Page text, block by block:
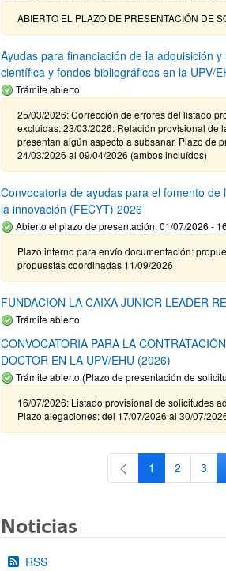
ABIERTO EL PLAZO DE PRESENTACIÓN DE
Ayudas para financiación de la adquisición
científica y fondos bibliográficos en la UPV/
Trámite abierto
25/03/2026: Corrección de errores del listado
excluidas. 23/03/2026: Relación provisional de
presentan algún aspecto a subsanar. Plazo de
24/03/2026 al 09/04/2026 (ambos incluídos)
Convocatoria de ayudas para el fomento
la innovación (FECYT) 2026
Abierto el plazo de presentación: 01/07/2026 -
Plazo interno para envío documentación:
propuestas coordinadas 11/09/2026
FUNDACION LA CAIXA JUNIOR LEADER
Trámite abierto
CONVOCATORIA PARA LA
DOCTOR EN LA UPV/EHU (2026)
Trámite abierto (Plazo de presentación de
16/07/2026: Listado provisional de solicitudes
Plazo alegaciones: del 17/07/2026 al 30/07/
Página
1 Página
2 3
Noticias
RSS